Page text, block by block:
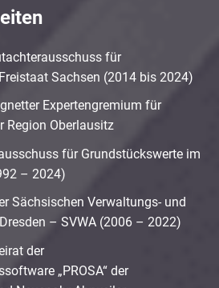
für
Sachsen (2014 bis 2024)
Expertengremium für
Region Oberlausitz
für Grundstückswerte im
– 2024)
Sächsischen Verwaltungs- und
– SVWA (2006 – 2022)
der
„PROSA“ der